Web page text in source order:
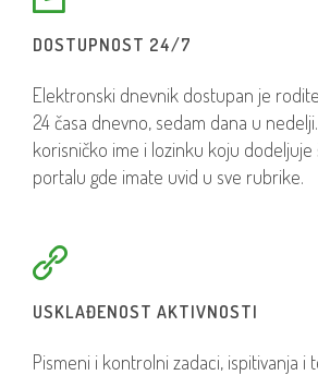
DOSTUPNOST 24/7
Elektronski dnevnik dostupan je
24 časa dnevno, sedam dana u
korisničko ime i lozinku koju
portalu gde imate uvid u sve rubrike.
USKLAĐENOST AKTIVNOSTI
Pismeni i kontrolni zadaci, ispitivanja i